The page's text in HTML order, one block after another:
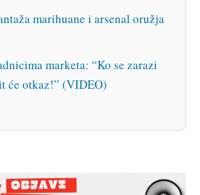
marihuane i arsenal oružja
marketa: “Ko se zarazi
će otkaz!” (VIDEO)